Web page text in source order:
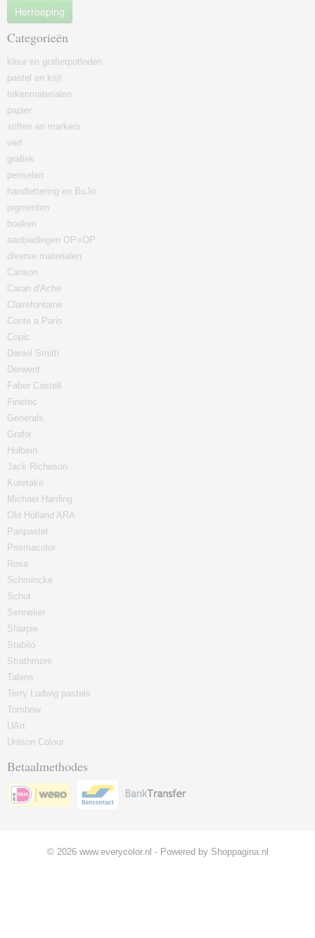
Herroeping
Categorieën
kleur en grafietpotloden
pastel en krijt
tekenmaterialen
papier
stiften en markers
verf
grafiek
penselen
handlettering en BuJo
pigmenten
boeken
aanbiedingen OP=OP
diverse materialen
Canson
Caran d'Ache
Clairefontaine
Conte a Paris
Copic
Daniel Smith
Derwent
Faber Castell
Finetec
Generals
Grafix
Holbein
Jack Richeson
Kuretake
Michael Harding
Old Holland ARA
Panpastel
Prismacolor
Rosa
Schmincke
Schut
Sennelier
Sharpie
Stabilo
Strathmore
Talens
Terry Ludwig pastels
Tombow
UArt
Unison Colour
Betaalmethodes
© 2026 www.everycolor.nl - Powered by Shoppagina.nl